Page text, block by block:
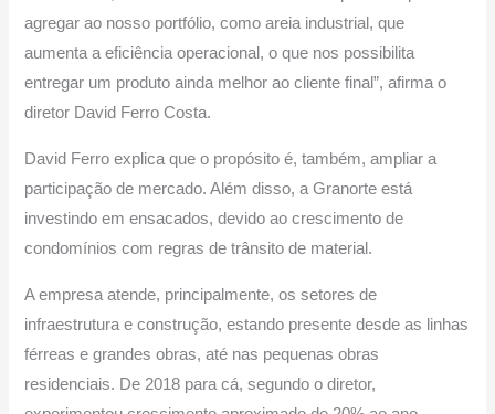
agregar ao nosso portfólio, como areia industrial, que
aumenta a eficiência operacional, o que nos possibilita
entregar um produto ainda melhor ao cliente final”, afirma o
diretor David Ferro Costa.
David Ferro explica que o propósito é, também, ampliar a
participação de mercado. Além disso, a Granorte está
investindo em ensacados, devido ao crescimento de
condomínios com regras de trânsito de material.
A empresa atende, principalmente, os setores de
infraestrutura e construção, estando presente desde as linhas
férreas e grandes obras, até nas pequenas obras
residenciais. De 2018 para cá, segundo o diretor,